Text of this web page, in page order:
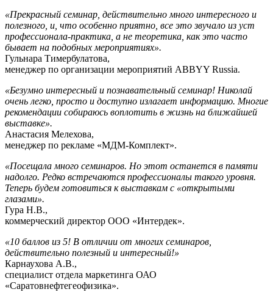
«Прекрасный семинар, действительно много интересного и
полезного, и, что особенно приятно, все это звучало из уст
профессионала-практика, а не теоретика, как это часто
бывает на подобных мероприятиях».
Гульнара Тимербулатова,
менеджер по организации мероприятий ABBYY Russia.
«Безумно интересный и познавательный семинар! Николай
очень легко, просто и доступно излагает информацию. Многие
рекомендации собираюсь воплотить в жизнь на ближайшей
выставке».
Анастасия Мелехова,
менеджер по рекламе «МДМ-Комплект».
«Посещала много семинаров. Но этот останется в памяти
надолго. Редко встречаются профессионалы такого уровня.
Теперь будем готовиться к выставкам с «открытыми
глазами».
Гура Н.В.,
коммерческий директор ООО «Интердек».
«10 баллов из 5! В отличии от многих семинаров,
действительно полезный и интересный!»
Карнаухова А.В.,
специалист отдела маркетинга ОАО
«Саратовнефтегеофизика».